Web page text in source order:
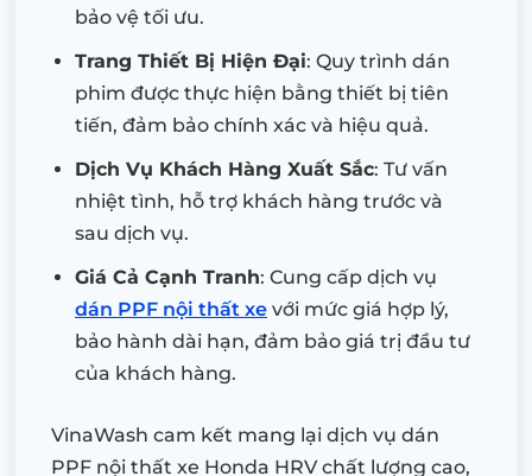
bảo vệ tối ưu.
Trang Thiết Bị Hiện Đại: Quy trình dán
phim được thực hiện bằng thiết bị tiên
tiến, đảm bảo chính xác và hiệu quả.
Dịch Vụ Khách Hàng Xuất Sắc: Tư vấn
nhiệt tình, hỗ trợ khách hàng trước và
sau dịch vụ.
Giá Cả Cạnh Tranh: Cung cấp dịch vụ
dán PPF nội thất xe với mức giá hợp lý,
bảo hành dài hạn, đảm bảo giá trị đầu tư
của khách hàng.
VinaWash cam kết mang lại dịch vụ dán
PPF nội thất xe Honda HRV chất lượng cao,